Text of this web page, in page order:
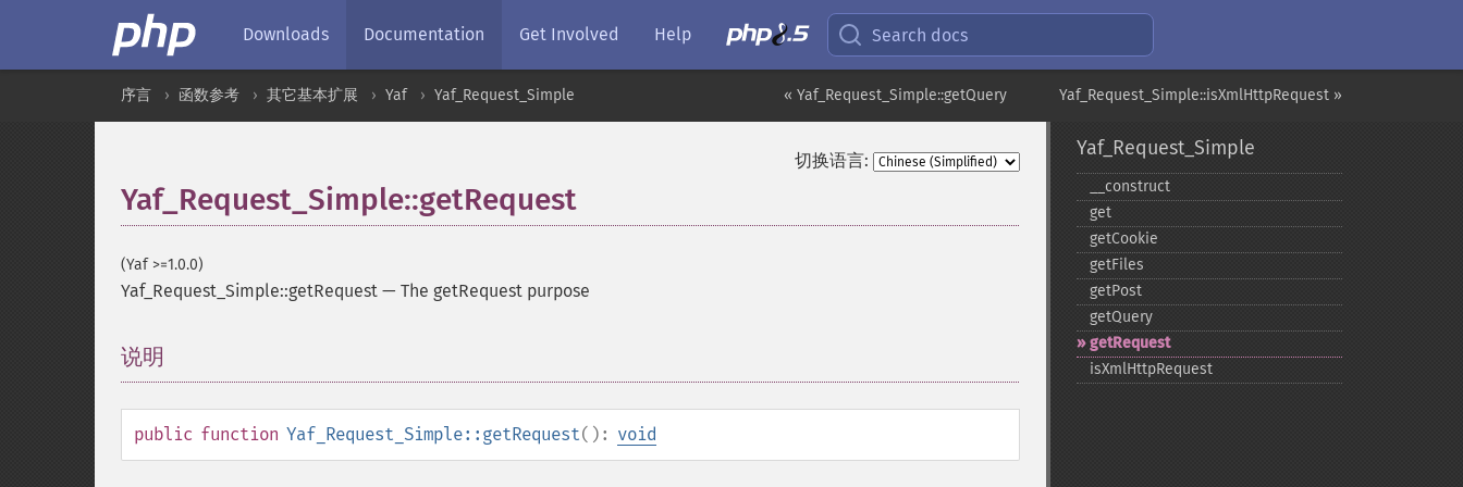
Downloads Documentation Get Involved Help Search docs
Yaf_Request_Simple::isXmlHttpRequest »
« Yaf_Request_Simple::getQuery
序言 函数参考 其它基本扩展 Yaf Yaf_Request_Simple
切换语言:
Yaf_Request_Simple::getRequest
(Yaf >=1.0.0)
Yaf_Request_Simple::getRequest — The getRequest purpose
说明
public function Yaf_Request_Simple::getRequest(): void
Yaf_Request_Simple
_​_​construct
get
getCookie
getFiles
getPost
getQuery
getRequest
isXmlHttpRequest